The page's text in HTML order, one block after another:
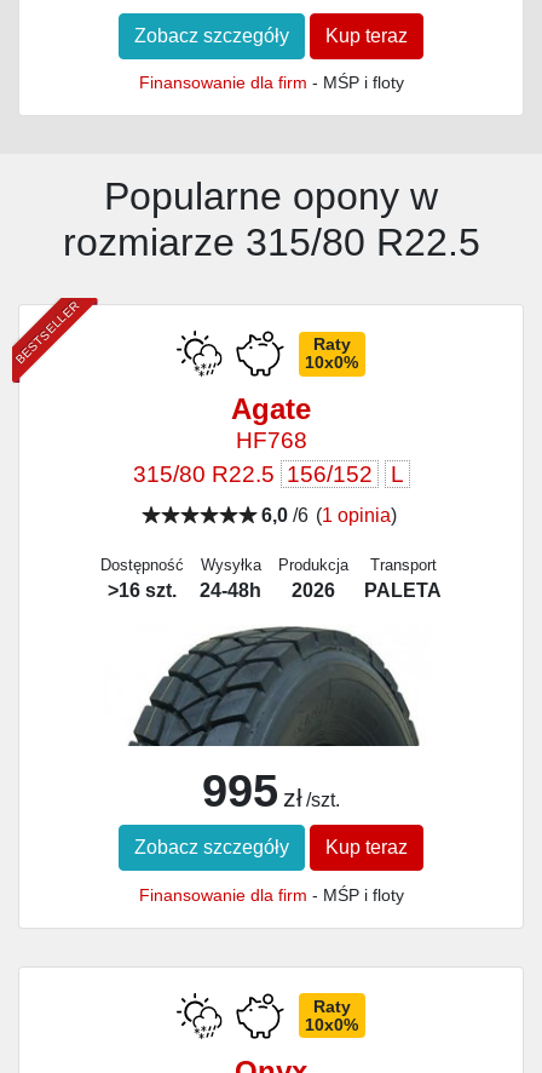
Zobacz szczegóły Kup teraz
Finansowanie dla firm - MŚP i floty
Popularne opony w
rozmiarze 315/80 R22.5
BESTSELLER
Raty
10x0%
Agate
HF768
315/80 R22.5 156/152 L
6,0/6 (1 opinia)
Dostępność
>16 szt.
Wysyłka
24-48h
Produkcja
2026
Transport
PALETA
995 zł /szt.
Zobacz szczegóły Kup teraz
Finansowanie dla firm - MŚP i floty
Raty
10x0%